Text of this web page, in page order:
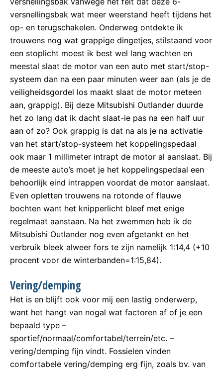
versnellingsbak wat meer weerstand heeft tijdens het
op- en terugschakelen. Onderweg ontdekte ik
trouwens nog wat grappige dingetjes, stilstaand voor
een stoplicht moest ik best wel lang wachten en
meestal slaat de motor van een auto met start/stop-
systeem dan na een paar minuten weer aan (als je de
veiligheidsgordel los maakt slaat de motor meteen
aan, grappig). Bij deze Mitsubishi Outlander duurde
het zo lang dat ik dacht slaat-ie pas na een half uur
aan of zo? Ook grappig is dat na als je na activatie
van het start/stop-systeem het koppelingspedaal
ook maar 1 millimeter intrapt de motor al aanslaat. Bij
de meeste auto’s moet je het koppelingspedaal een
behoorlijk eind intrappen voordat de motor aanslaat.
Even opletten trouwens na rotonde of flauwe
bochten want het knipperlicht bleef met enige
regelmaat aanstaan. Na het zwemmen heb ik de
Mitsubishi Outlander nog even afgetankt en het
verbruik bleek alweer fors te zijn namelijk 1:14,4 (+10
procent voor de winterbanden=1:15,84).
Vering/demping
Het is en blijft ook voor mij een lastig onderwerp,
want het hangt van nogal wat factoren af of je een
bepaald type –
sportief/normaal/comfortabel/terrein/etc. –
vering/demping fijn vindt. Fossielen vinden
comfortabele vering/demping erg fijn, zoals bv. van